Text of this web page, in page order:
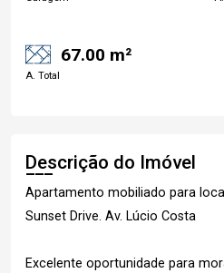
67.00 m²
A. Total
Descrição do Imóvel
Apartamento mobiliado para
Sunset Drive. Av. Lúcio Costa
Excelente oportunidade para